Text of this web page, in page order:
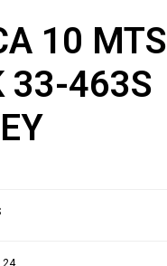
10 MTS
33-463S
24